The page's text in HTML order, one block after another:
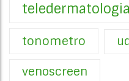
teledermatologia
tonometro
venoscreen